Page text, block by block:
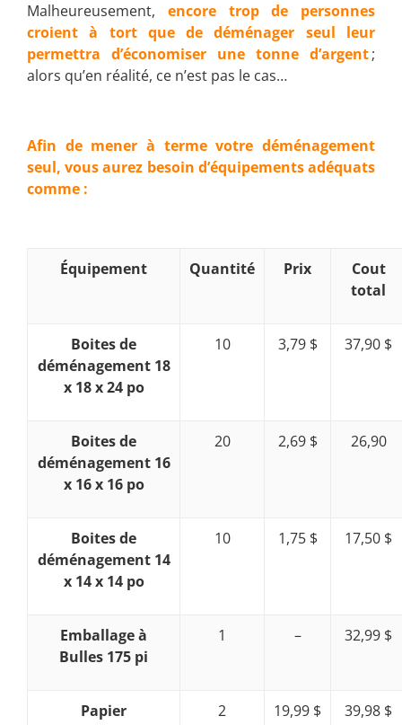
Malheureusement, encore trop de personnes
croient à tort que de déménager seul leur
permettra d’économiser une tonne d’argent;
alors qu’en réalité, ce n’est pas le cas…
Afin de mener à terme votre déménagement
seul, vous aurez besoin d’équipements adéquats
comme :
Équipement Quantité Prix
Cout
total
Boites de
déménagement 18
x 18 x 24 po
10 3,79 $ 37,90 $
Boites de
déménagement 16
x 16 x 16 po
20 2,69 $ 26,90
Boites de
déménagement 14
x 14 x 14 po
10 1,75 $ 17,50 $
Emballage à
Bulles 175 pi
1 – 32,99 $
Papier
2 19,99 $ 39,98 $